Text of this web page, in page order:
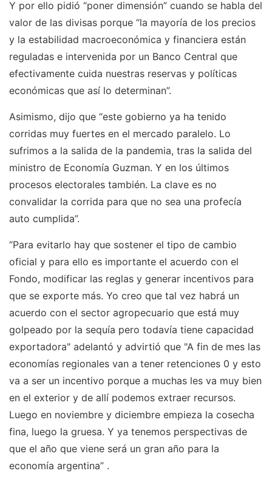
Y por ello pidió “poner dimensión” cuando se habla del
valor de las divisas porque “la mayoría de los precios
y la estabilidad macroeconómica y financiera están
reguladas e intervenida por un Banco Central que
efectivamente cuida nuestras reservas y políticas
económicas que así lo determinan”.
Asimismo, dijo que “este gobierno ya ha tenido
corridas muy fuertes en el mercado paralelo. Lo
sufrimos a la salida de la pandemia, tras la salida del
ministro de Economía Guzman. Y en los últimos
procesos electorales también. La clave es no
convalidar la corrida para que no sea una profecía
auto cumplida”.
“Para evitarlo hay que sostener el tipo de cambio
oficial y para ello es importante el acuerdo con el
Fondo, modificar las reglas y generar incentivos para
que se exporte más. Yo creo que tal vez habrá un
acuerdo con el sector agropecuario que está muy
golpeado por la sequía pero todavía tiene capacidad
exportadora" adelantó y advirtió que "A fin de mes las
economías regionales van a tener retenciones 0 y esto
va a ser un incentivo porque a muchas les va muy bien
en el exterior y de allí podemos extraer recursos.
Luego en noviembre y diciembre empieza la cosecha
fina, luego la gruesa. Y ya tenemos perspectivas de
que el año que viene será un gran año para la
economía argentina” .